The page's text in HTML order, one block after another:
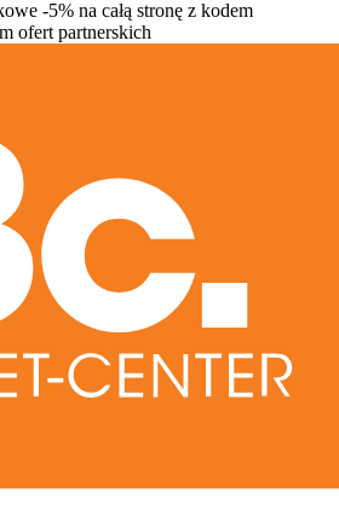
-5% na całą stronę z kodem
ofert partnerskich